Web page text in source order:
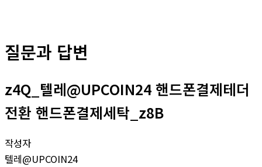
질문과 답변
z4Q_텔레@UPCOIN24 핸드폰결제테더
전환 핸드폰결제세탁_z8B
작성자
텔레@UPCOIN24